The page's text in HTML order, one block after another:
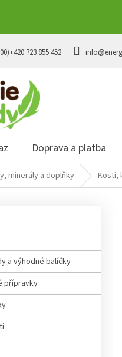
+420 723 855 452
Doprava a platba
minerály a doplňky Kosti,
a výhodné balíčky
přípravky